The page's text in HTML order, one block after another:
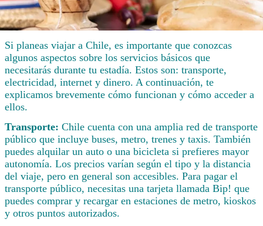
Si planeas viajar a Chile, es importante que conozcas
algunos aspectos sobre los servicios básicos que
necesitarás durante tu estadía. Estos son: transporte,
electricidad, internet y dinero. A continuación, te
explicamos brevemente cómo funcionan y cómo acceder a
ellos.
Transporte: Chile cuenta con una amplia red de transporte
público que incluye buses, metro, trenes y taxis. También
puedes alquilar un auto o una bicicleta si prefieres mayor
autonomía. Los precios varían según el tipo y la distancia
del viaje, pero en general son accesibles. Para pagar el
transporte público, necesitas una tarjeta llamada Bip! que
puedes comprar y recargar en estaciones de metro, kioskos
y otros puntos autorizados.